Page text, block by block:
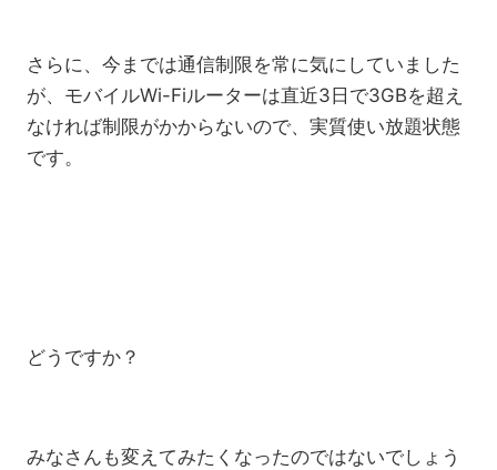
さらに、今までは通信制限を常に気にしていました
が、モバイルWi-Fiルーターは直近3日で3GBを超え
なければ制限がかからないので、実質使い放題状態
です。
どうですか？
みなさんも変えてみたくなったのではないでしょう